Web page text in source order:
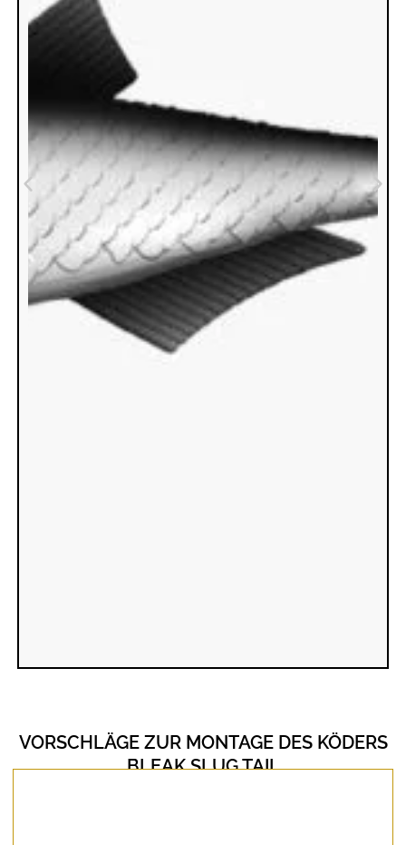
VORSCHLÄGE ZUR MONTAGE DES KÖDERS
BLEAK SLUG TAIL